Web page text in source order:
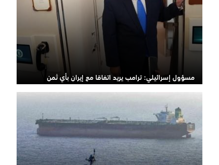
مسؤول إسرائيلي: ترامب يريد اتفاقا مع إيران بأي ثمن